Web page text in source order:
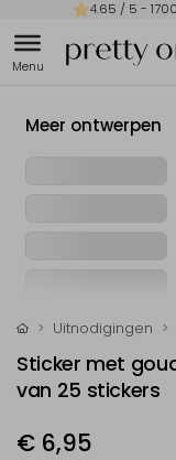
4.65 / 5 - 1700
Meer ontwerpen
Uitnodigingen
Sticker met
van 25 stickers
€ 6,95